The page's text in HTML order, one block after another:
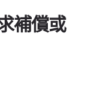
補償或